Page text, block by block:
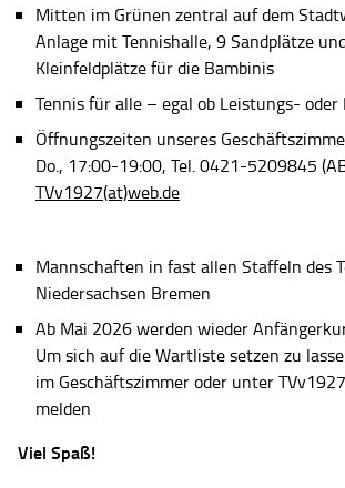
Mitten im Grünen zentral auf dem
Anlage mit Tennishalle, 9 Sandplätze
Kleinfeldplätze für die Bambinis
Tennis für alle – egal ob Leistungs-
Öffnungszeiten unseres
Do., 17:00-19:00, Tel. 0421-5209845
TVv1927(at)web.de
Mannschaften in fast allen Staffeln des
Niedersachsen Bremen
Ab Mai 2026 werden wieder
Um sich auf die Wartliste setzen zu
im Geschäftszimmer oder unter
melden
Viel Spaß!